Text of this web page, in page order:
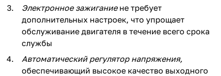
Электронное зажиганиене требует
дополнительных настроек, что упрощает
обслуживание двигателя в течение всего срока
службы
Автоматический регулятор напряжения,
обеспечивающий высокое качество выходного
раз в 2 недели